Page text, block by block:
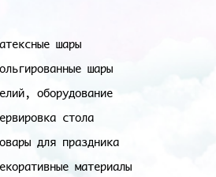
шары
шары
оборудование
стола
для праздника
материалы